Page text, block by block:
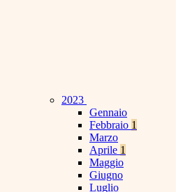
2023
Gennaio
Febbraio 1
Marzo
Aprile 1
Maggio
Giugno
Luglio